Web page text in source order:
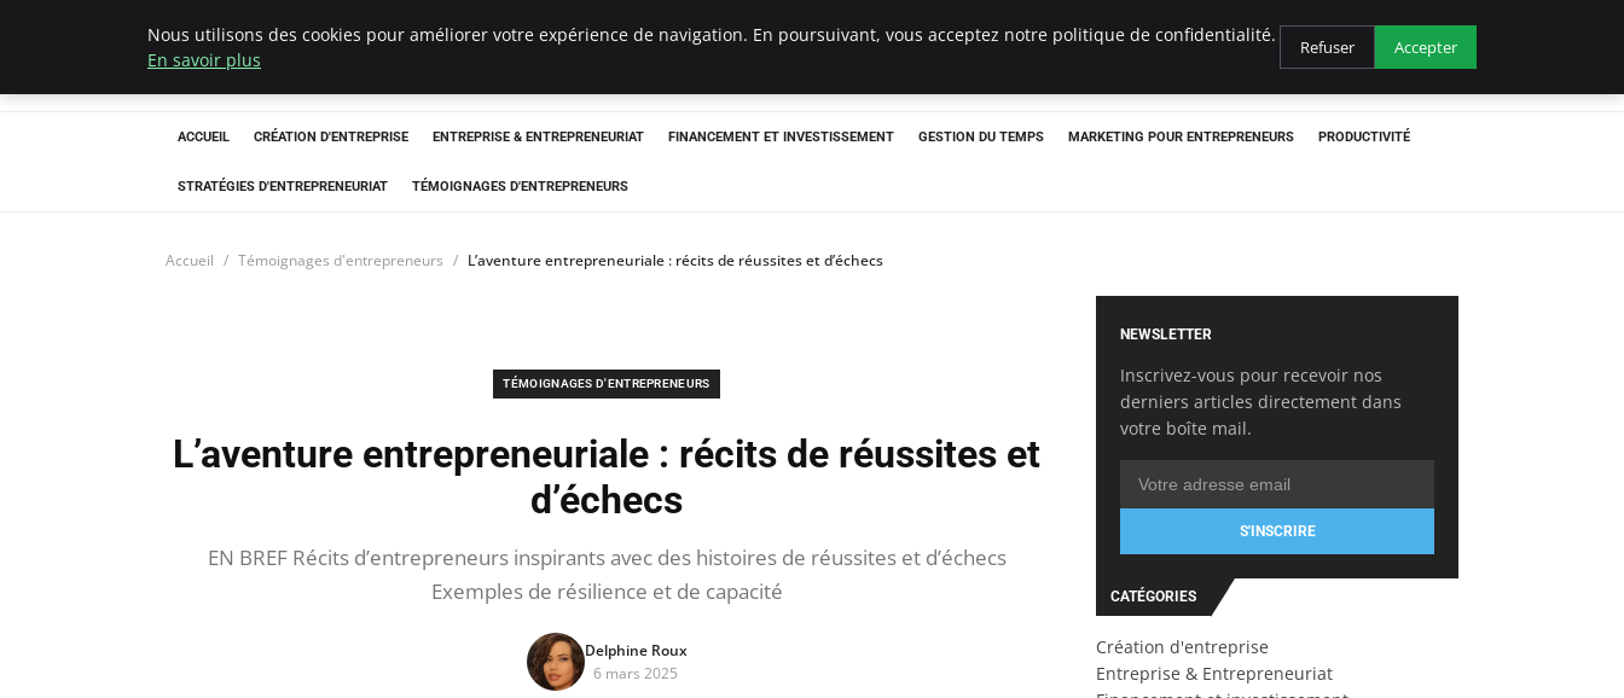
LECFCM
ACCUEIL CRÉATION D'ENTREPRISE ENTREPRISE & ENTREPRENEURIAT FINANCEMENT ET INVESTISSEMENT GESTION DU TEMPS MARKETING POUR ENTREPRENEURS PRODUCTIVITÉ
STRATÉGIES D'ENTREPRENEURIAT TÉMOIGNAGES D'ENTREPRENEURS
Accueil Témoignages d'entrepreneurs L’aventure entrepreneuriale : récits de réussites et d’échecs
TÉMOIGNAGES D'ENTREPRENEURS
L’aventure entrepreneuriale : récits de réussites et
d’échecs
EN BREF Récits d’entrepreneurs inspirants avec des histoires de réussites et d’échecs
Exemples de résilience et de capacité
Delphine Roux
6 mars 2025
NEWSLETTER
Inscrivez-vous pour recevoir nos
derniers articles directement dans
votre boîte mail.
S'INSCRIRE
CATÉGORIES
Création d'entreprise
Entreprise & Entrepreneuriat
Nous utilisons des cookies pour améliorer votre expérience de navigation. En poursuivant, vous acceptez notre politique de confidentialité.
En savoir plus
Refuser Accepter